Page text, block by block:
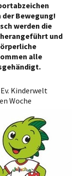
der Bewegung!
werden die
und
alle
Kinderwelt
Woche